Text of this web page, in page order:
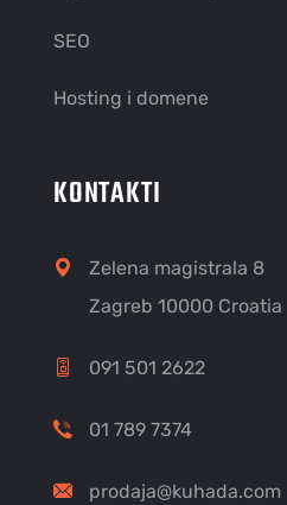
SEO
Hosting i domene
KONTAKTI
Zelena magistrala 8
Zagreb 10000 Croatia
091 501 2622
01 789 7374
prodaja@kuhada.com